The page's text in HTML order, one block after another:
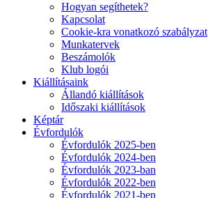
Hogyan segíthetek?
Kapcsolat
Cookie-kra vonatkozó szabályzat
Munkatervek
Beszámolók
Klub logói
Kiállításaink
Állandó kiállítások
Időszaki kiállítások
Képtár
Évfordulók
Évfordulók 2025-ben
Évfordulók 2024-ben
Évfordulók 2023-ban
Évfordulók 2022-ben
Évfordulók 2021-ben